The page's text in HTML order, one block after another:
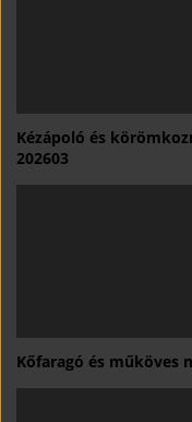
Kézápoló és
202603
Kőfaragó és műköves